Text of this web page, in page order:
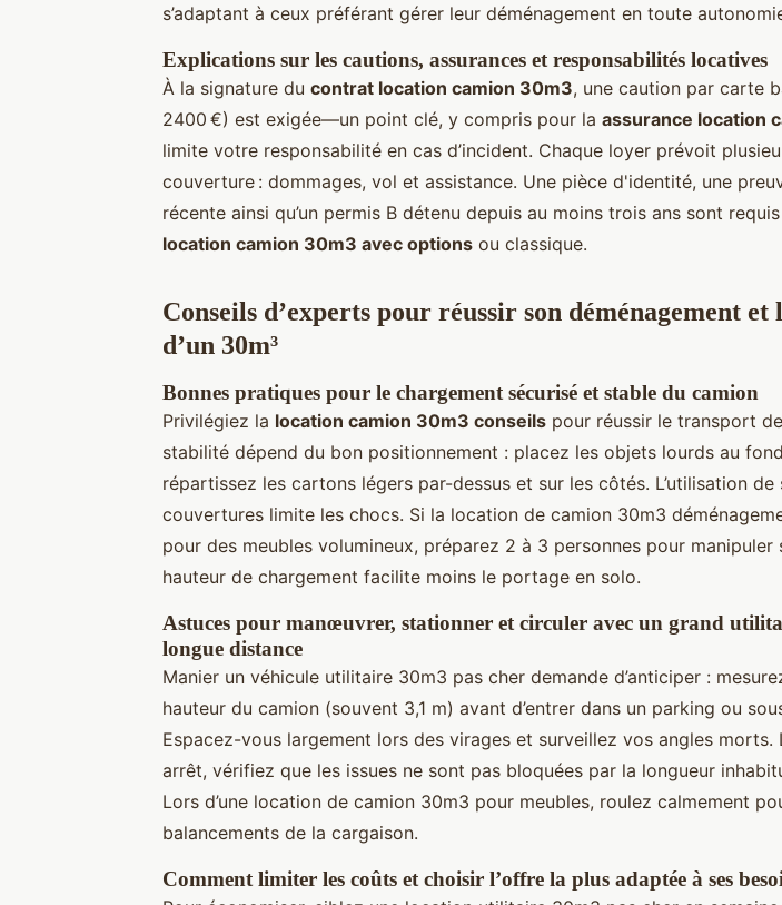
s’adaptant à ceux préférant gérer leur déménagement en toute
Explications sur les cautions, assurances et responsabilités locatives
À la signature du contrat location camion 30m3, une caution par carte
2400 €) est exigée—un point clé, y compris pour la assurance location
limite votre responsabilité en cas d’incident. Chaque loyer prévoit
couverture : dommages, vol et assistance. Une pièce d'identité, une
récente ainsi qu’un permis B détenu depuis au moins trois ans sont
location camion 30m3 avec options ou classique.
Conseils d’experts pour réussir son déménagement et
d’un 30m³
Bonnes pratiques pour le chargement sécurisé et stable du camion
Privilégiez la location camion 30m3 conseils pour réussir le transport
stabilité dépend du bon positionnement : placez les objets lourds au
répartissez les cartons légers par-dessus et sur les côtés. L’utilisation de
couvertures limite les chocs. Si la location de camion 30m3
pour des meubles volumineux, préparez 2 à 3 personnes pour manipuler
hauteur de chargement facilite moins le portage en solo.
Astuces pour manœuvrer, stationner et circuler avec un grand
longue distance
Manier un véhicule utilitaire 30m3 pas cher demande d’anticiper :
hauteur du camion (souvent 3,1 m) avant d’entrer dans un parking ou
Espacez-vous largement lors des virages et surveillez vos angles morts.
arrêt, vérifiez que les issues ne sont pas bloquées par la longueur
Lors d’une location de camion 30m3 pour meubles, roulez calmement
balancements de la cargaison.
Comment limiter les coûts et choisir l’offre la plus adaptée à ses